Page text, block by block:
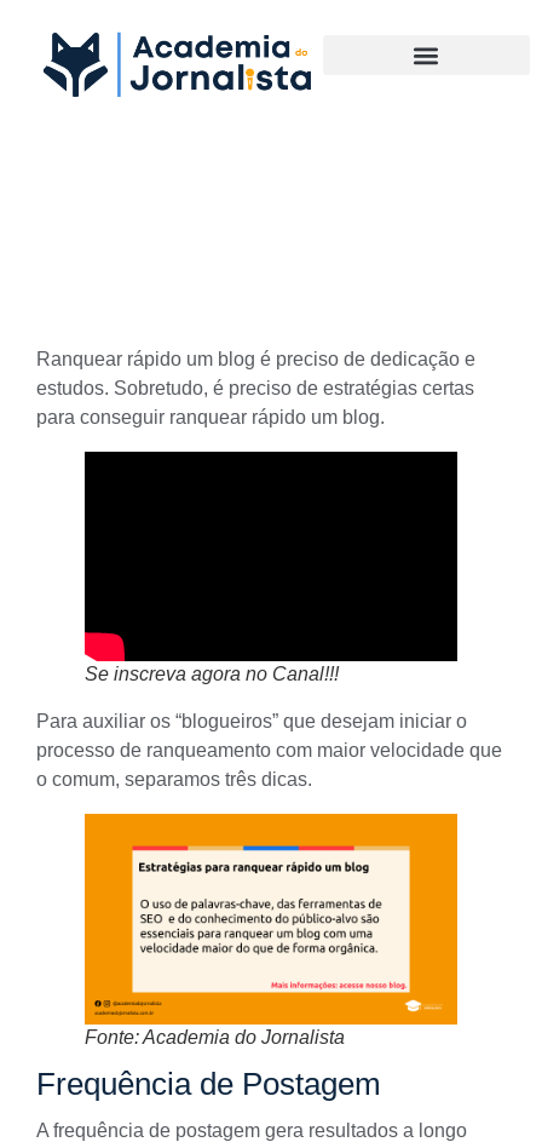
Ranquear rápido um blog é preciso de dedicação e
estudos. Sobretudo, é preciso de estratégias certas
para conseguir ranquear rápido um blog.
Se inscreva agora no Canal!!!
Para auxiliar os “blogueiros” que desejam iniciar o
processo de ranqueamento com maior velocidade que
o comum, separamos três dicas.
Fonte: Academia do Jornalista
Frequência de Postagem
A frequência de postagem gera resultados a longo